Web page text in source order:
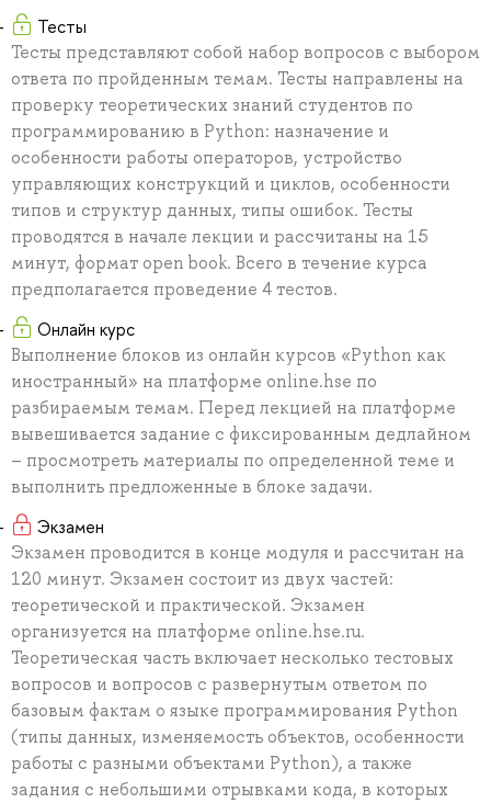
Тесты
Тесты представляют собой набор вопросов с выбором
ответа по пройденным темам. Тесты направлены на
проверку теоретических знаний студентов по
программированию в Python: назначение и
особенности работы операторов, устройство
управляющих конструкций и циклов, особенности
типов и структур данных, типы ошибок. Тесты
проводятся в начале лекции и рассчитаны на 15
минут, формат open book. Всего в течение курса
предполагается проведение 4 тестов.
Онлайн курс
Выполнение блоков из онлайн курсов «Python как
иностранный» на платформе online.hse по
разбираемым темам. Перед лекцией на платформе
вывешивается задание с фиксированным дедлайном
– просмотреть материалы по определенной теме и
выполнить предложенные в блоке задачи.
Экзамен
Экзамен проводится в конце модуля и рассчитан на
120 минут. Экзамен состоит из двух частей:
теоретической и практической. Экзамен
организуется на платформе online.hse.ru.
Теоретическая часть включает несколько тестовых
вопросов и вопросов с развернутым ответом по
базовым фактам о языке программирования Python
(типы данных, изменяемость объектов, особенности
работы с разными объектами Python), а также
задания с небольшими отрывками кода, в которых